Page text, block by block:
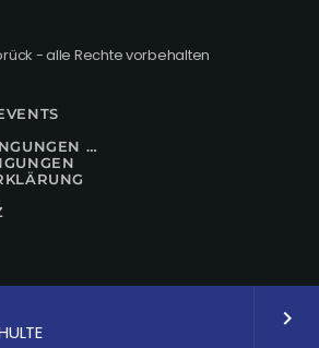
keyboard_arrow_right
- alle Rechte vorbehalten
TEILNAHMEBEDINGUNGEN FÜR GEWINNSPIELE